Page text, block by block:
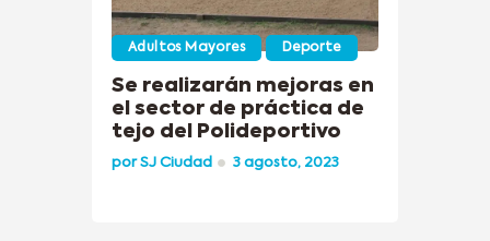
Adultos Mayores Deporte
Se realizarán mejoras en
el sector de práctica de
tejo del Polideportivo
porSJ Ciudad 3 agosto, 2023